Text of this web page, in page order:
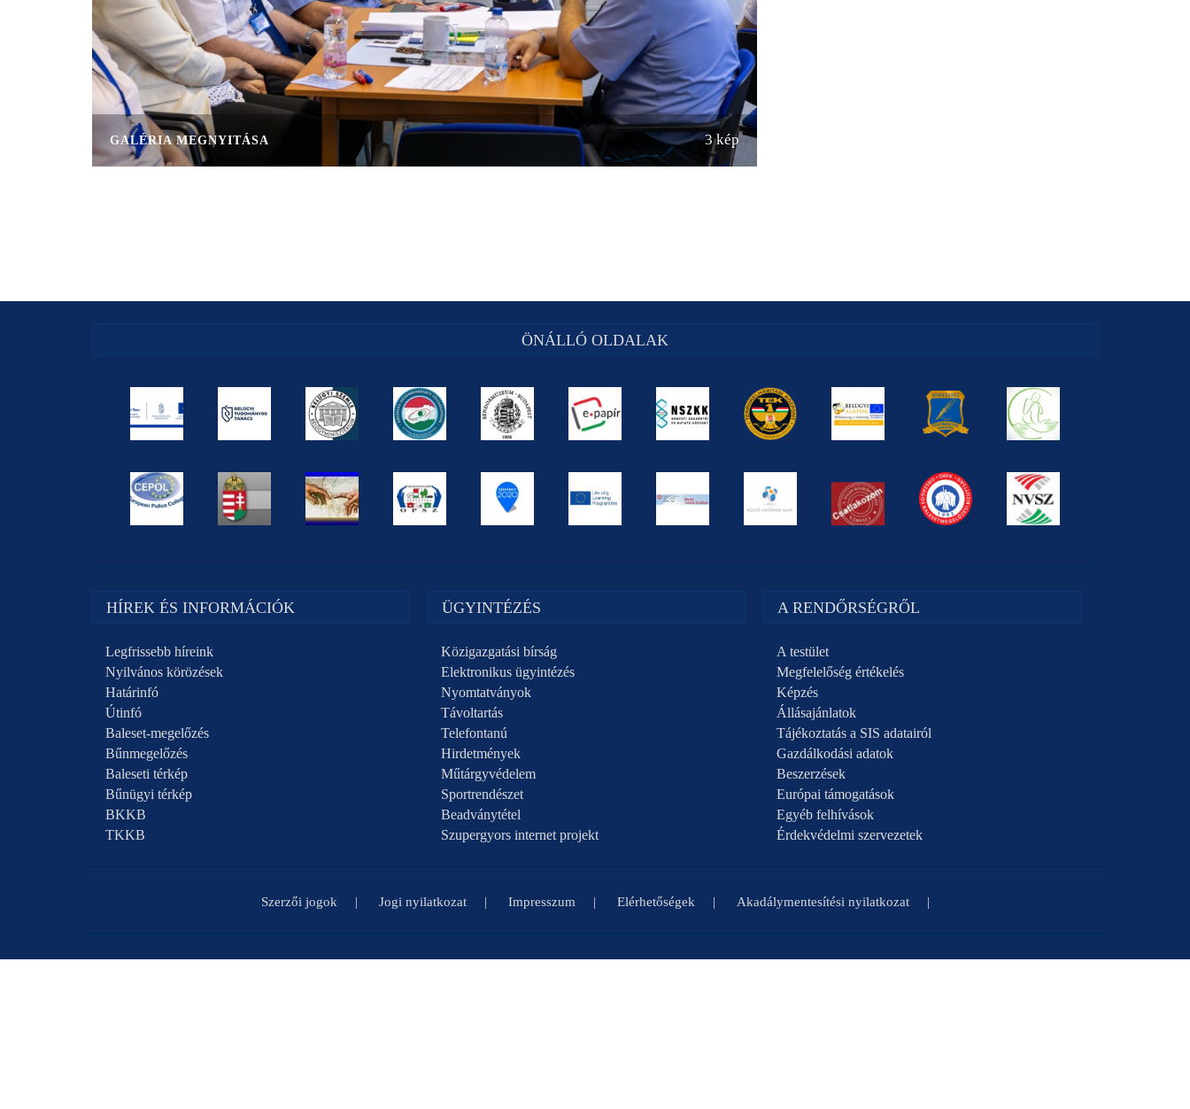
3 kép
GALÉRIA MEGNYITÁSA
ÖNÁLLÓ OLDALAK
HÍREK ÉS INFORMÁCIÓK
Legfrissebb híreink
Nyilvános körözések
Határinfó
Útinfó
Baleset-megelőzés
Bűnmegelőzés
Baleseti térkép
Bűnügyi térkép
BKKB
TKKB
ÜGYINTÉZÉS
Közigazgatási bírság
Elektronikus ügyintézés
Nyomtatványok
Távoltartás
Telefontanú
Hirdetmények
Műtárgyvédelem
Sportrendészet
Beadványtétel
Szupergyors internet projekt
A RENDŐRSÉGRŐL
A testület
Megfelelőség értékelés
Képzés
Állásajánlatok
Tájékoztatás a SIS adatairól
Gazdálkodási adatok
Beszerzések
Európai támogatások
Egyéb felhívások
Érdekvédelmi szervezetek
Szerzői jogok Jogi nyilatkozat Impresszum Elérhetőségek Akadálymentesítési nyilatkozat